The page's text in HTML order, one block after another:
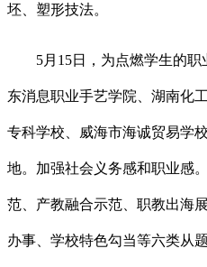
坯、塑形技法。
5月15日，为点燃学生的职
东消息职业手艺学院、湖南化
专科学校、威海市海诚贸易学
地。加强社会义务感和职业感
范、产教融合示范、职教出海
办事、学校特色勾当等六类从